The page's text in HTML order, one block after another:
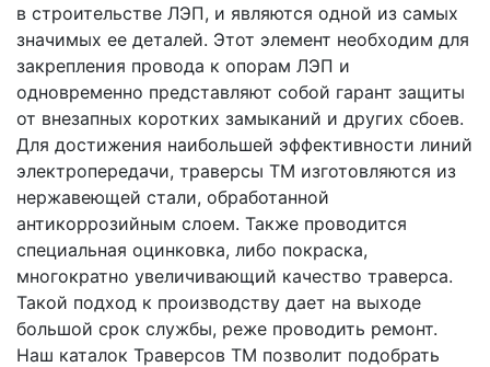
в строительстве ЛЭП, и являются одной из самых
значимых ее деталей. Этот элемент необходим для
закрепления провода к опорам ЛЭП и
одновременно представляют собой гарант защиты
от внезапных коротких замыканий и других сбоев.
Для достижения наибольшей эффективности линий
электропередачи, траверсы ТМ изготовляются из
нержавеющей стали, обработанной
антикоррозийным слоем. Также проводится
специальная оцинковка, либо покраска,
многократно увеличивающий качество траверса.
Такой подход к производству дает на выходе
большой срок службы, реже проводить ремонт.
Наш каталок Траверсов ТМ позволит подобрать